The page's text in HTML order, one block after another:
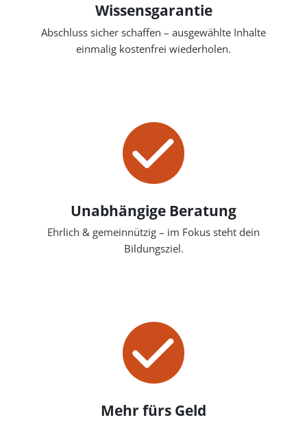
Wissensgarantie
Abschluss sicher schaffen – ausgewählte Inhalte
einmalig kostenfrei wiederholen.
Unabhängige Beratung
Ehrlich & gemeinnützig – im Fokus steht dein
Bildungsziel.
Mehr fürs Geld